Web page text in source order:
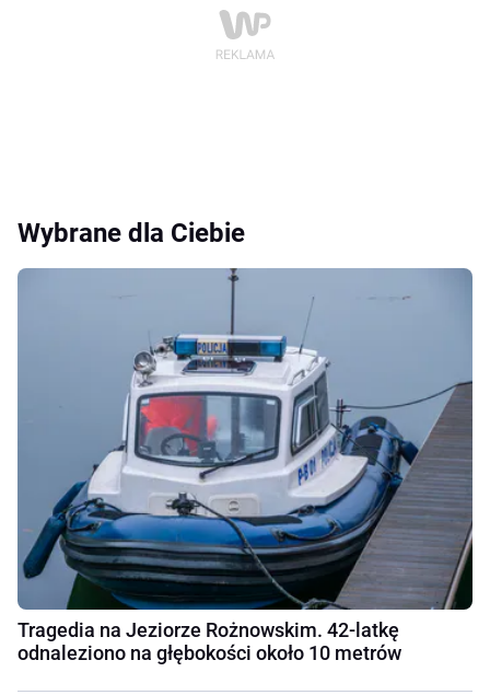
Wybrane dla Ciebie
Tragedia na Jeziorze Rożnowskim. 42-latkę
odnaleziono na głębokości około 10 metrów